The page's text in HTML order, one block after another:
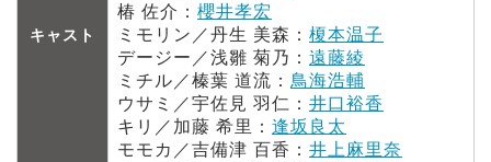
キャスト
椿 佐介： 櫻井孝宏
ミモリン／丹生 美森： 榎本温子
デージー／浅雛 菊乃： 遠藤綾
ミチル／榛葉 道流： 鳥海浩輔
ウサミ／宇佐見 羽仁： 井口裕香
キリ／加藤 希里： 逢坂良太
モモカ／吉備津 百香： 井上麻里奈